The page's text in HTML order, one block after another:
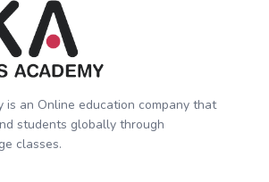
is an Online education company that
students globally through
classes.